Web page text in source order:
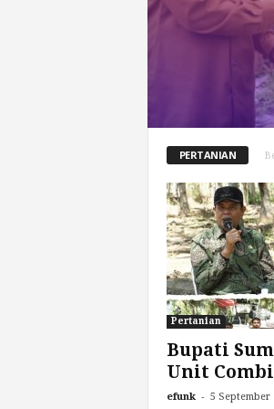
PERTANIAN
Pertanian
Bupati
Unit
efunk - 5 September